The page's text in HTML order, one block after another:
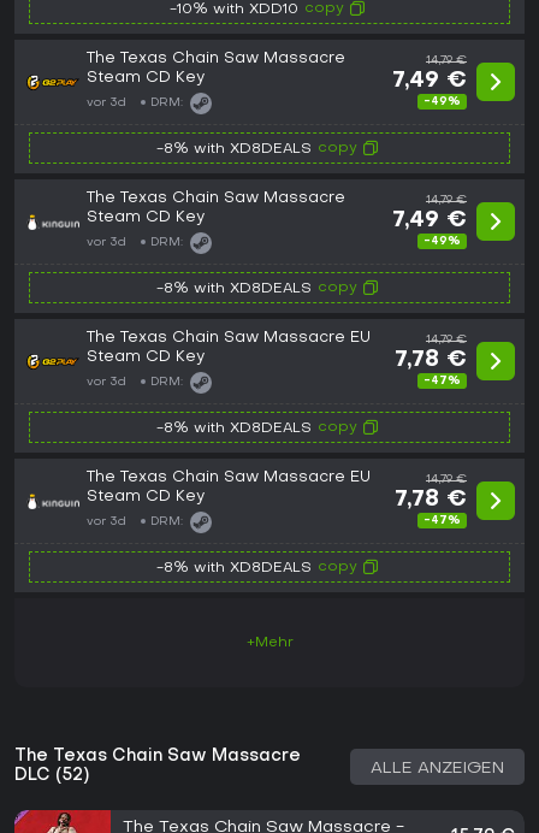
-10% with XDD10 copy
The Texas Chain Saw Massacre
Steam CD Key
vor 3d DRM:
14,79 €
7,49 €
-49%
-8% with XD8DEALS copy
The Texas Chain Saw Massacre
Steam CD Key
vor 3d DRM:
14,79 €
7,49 €
-49%
-8% with XD8DEALS copy
The Texas Chain Saw Massacre EU
Steam CD Key
vor 3d DRM:
14,79 €
7,78 €
-47%
-8% with XD8DEALS copy
The Texas Chain Saw Massacre EU
Steam CD Key
vor 3d DRM:
14,79 €
7,78 €
-47%
-8% with XD8DEALS copy
+Mehr
The Texas Chain Saw Massacre
DLC (52)
ALLE ANZEIGEN
The Texas Chain Saw Massacre -